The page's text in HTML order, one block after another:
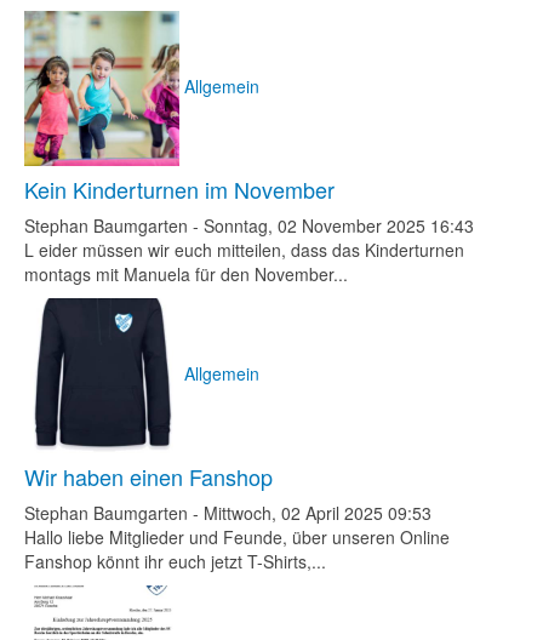
Allgemein
Kein Kinderturnen im November
Stephan Baumgarten - Sonntag, 02 November 2025 16:43
L eider müssen wir euch mitteilen, dass das Kinderturnen
montags mit Manuela für den November...
Allgemein
Wir haben einen Fanshop
Stephan Baumgarten - Mittwoch, 02 April 2025 09:53
Hallo liebe Mitglieder und Feunde, über unseren Online
Fanshop könnt ihr euch jetzt T-Shirts,...